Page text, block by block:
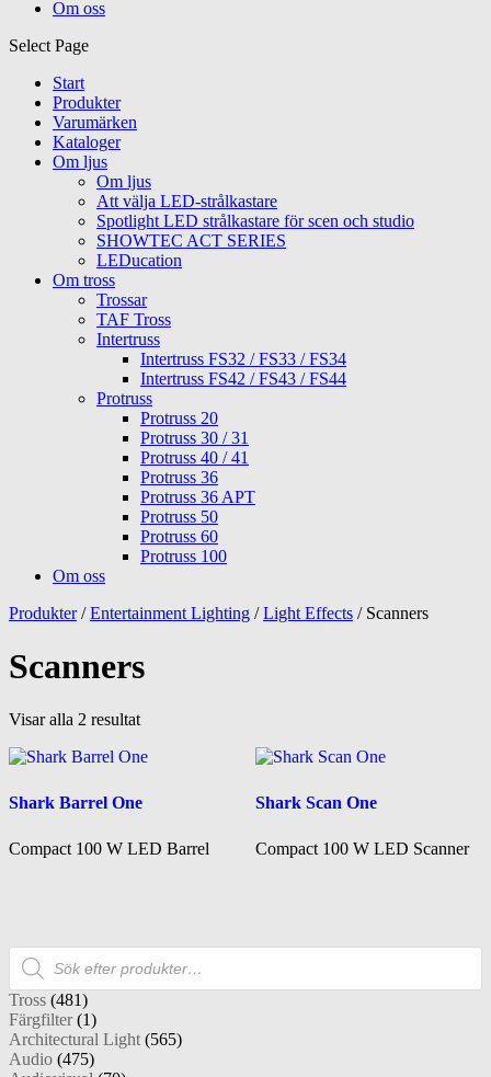
Om oss
Select Page
Start
Produkter
Varumärken
Kataloger
Om ljus
Om ljus
Att välja LED-strålkastare
Spotlight LED strålkastare för scen och studio
SHOWTEC ACT SERIES
LEDucation
Om tross
Trossar
TAF Tross
Intertruss
Intertruss FS32 / FS33 / FS34
Intertruss FS42 / FS43 / FS44
Protruss
Protruss 20
Protruss 30 / 31
Protruss 40 / 41
Protruss 36
Protruss 36 APT
Protruss 50
Protruss 60
Protruss 100
Om oss
Produkter/Entertainment Lighting /Light Effects / Scanners
Scanners
Visar alla 2 resultat
Shark Barrel One
Compact 100 W LED Barrel
Shark Scan One
Compact 100 W LED Scanner
Produktsökning
Tross (481)
Färgfilter (1)
Architectural Light (565)
Audio (475)